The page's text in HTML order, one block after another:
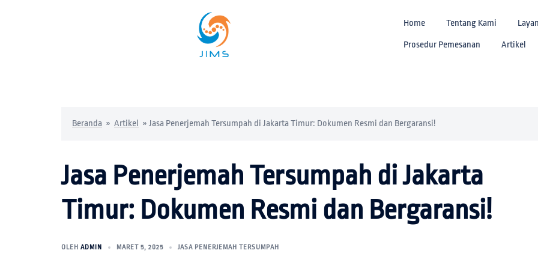
Home Tentang Kami
Prosedur Pemesanan Artikel
Beranda » Artikel » Jasa Penerjemah Tersumpah di Jakarta Timur: Dokumen Resmi dan Bergaransi!
Jasa Penerjemah Tersumpah di Jakarta
Timur: Dokumen Resmi dan Bergaransi!
OLEH ADMIN MARET 5, 2025 JASA PENERJEMAH TERSUMPAH